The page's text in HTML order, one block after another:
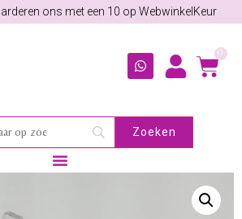
ons met een 10 op WebwinkelKeur
0